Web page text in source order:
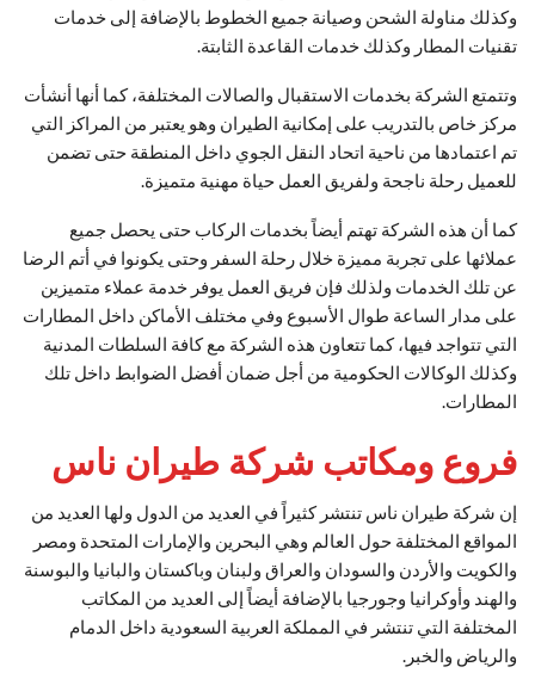
وكذلك مناولة الشحن وصيانة جميع الخطوط بالإضافة إلى خدمات
تقنيات المطار وكذلك خدمات القاعدة الثابتة.
وتتمتع الشركة بخدمات الاستقبال والصالات المختلفة، كما أنها أنشأت
مركز خاص بالتدريب على إمكانية الطيران وهو يعتبر من المراكز التي
تم اعتمادها من ناحية اتحاد النقل الجوي داخل المنطقة حتى تضمن
للعميل رحلة ناجحة ولفريق العمل حياة مهنية متميزة.
كما أن هذه الشركة تهتم أيضاً بخدمات الركاب حتى يحصل جميع
عملائها على تجربة مميزة خلال رحلة السفر وحتى يكونوا في أتم الرضا
عن تلك الخدمات ولذلك فإن فريق العمل يوفر خدمة عملاء متميزين
على مدار الساعة طوال الأسبوع وفي مختلف الأماكن داخل المطارات
التي تتواجد فيها، كما تتعاون هذه الشركة مع كافة السلطات المدنية
وكذلك الوكالات الحكومية من أجل ضمان أفضل الضوابط داخل تلك
المطارات.
فروع ومكاتب شركة طيران ناس
إن شركة طيران ناس تنتشر كثيراً في العديد من الدول ولها العديد من
المواقع المختلفة حول العالم وهي البحرين والإمارات المتحدة ومصر
والكويت والأردن والسودان والعراق ولبنان وباكستان والبانيا والبوسنة
والهند وأوكرانيا وجورجيا بالإضافة أيضاً إلى العديد من المكاتب
المختلفة التي تنتشر في المملكة العربية السعودية داخل الدمام
والرياض والخبر.